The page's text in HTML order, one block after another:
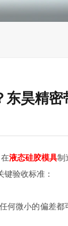
昊精
液态硅胶模具制
验收标准：
何微小的偏差